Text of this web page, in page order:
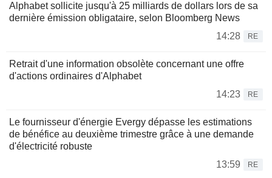
Alphabet sollicite jusqu'à 25 milliards de dollars lors de sa
dernière émission obligataire, selon Bloomberg News
14:28
RE
Retrait d'une information obsolète concernant une offre
d'actions ordinaires d'Alphabet
14:23
RE
Le fournisseur d'énergie Evergy dépasse les estimations
de bénéfice au deuxième trimestre grâce à une demande
d'électricité robuste
13:59
RE